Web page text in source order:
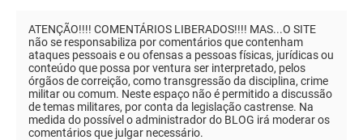
ATENÇÃO!!!! COMENTÁRIOS LIBERADOS!!!! MAS...O SITE
não se responsabiliza por comentários que contenham
ataques pessoais e ou ofensas a pessoas físicas, jurídicas ou
conteúdo que possa por ventura ser interpretado, pelos
órgãos de correição, como transgressão da disciplina, crime
militar ou comum. Neste espaço não é permitido a discussão
de temas militares, por conta da legislação castrense. Na
medida do possível o administrador do BLOG irá moderar os
comentários que julgar necessário.